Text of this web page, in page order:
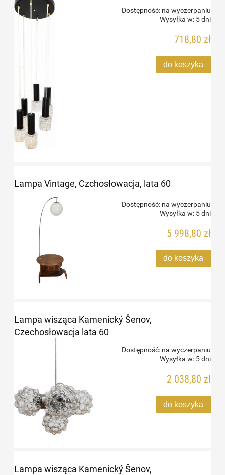
Dostępność: na wyczerpaniu
Wysyłka w: 5 dni
718,80 zł
do koszyka
Lampa Vintage, Czchosłowacja, lata 60
Dostępność: na wyczerpaniu
Wysyłka w: 5 dni
5 998,80 zł
do koszyka
Lampa wisząca Kamenický Šenov,
Czechosłowacja lata 60
Dostępność: na wyczerpaniu
Wysyłka w: 5 dni
2 038,80 zł
do koszyka
Lampa wisząca Kamenický Šenov,